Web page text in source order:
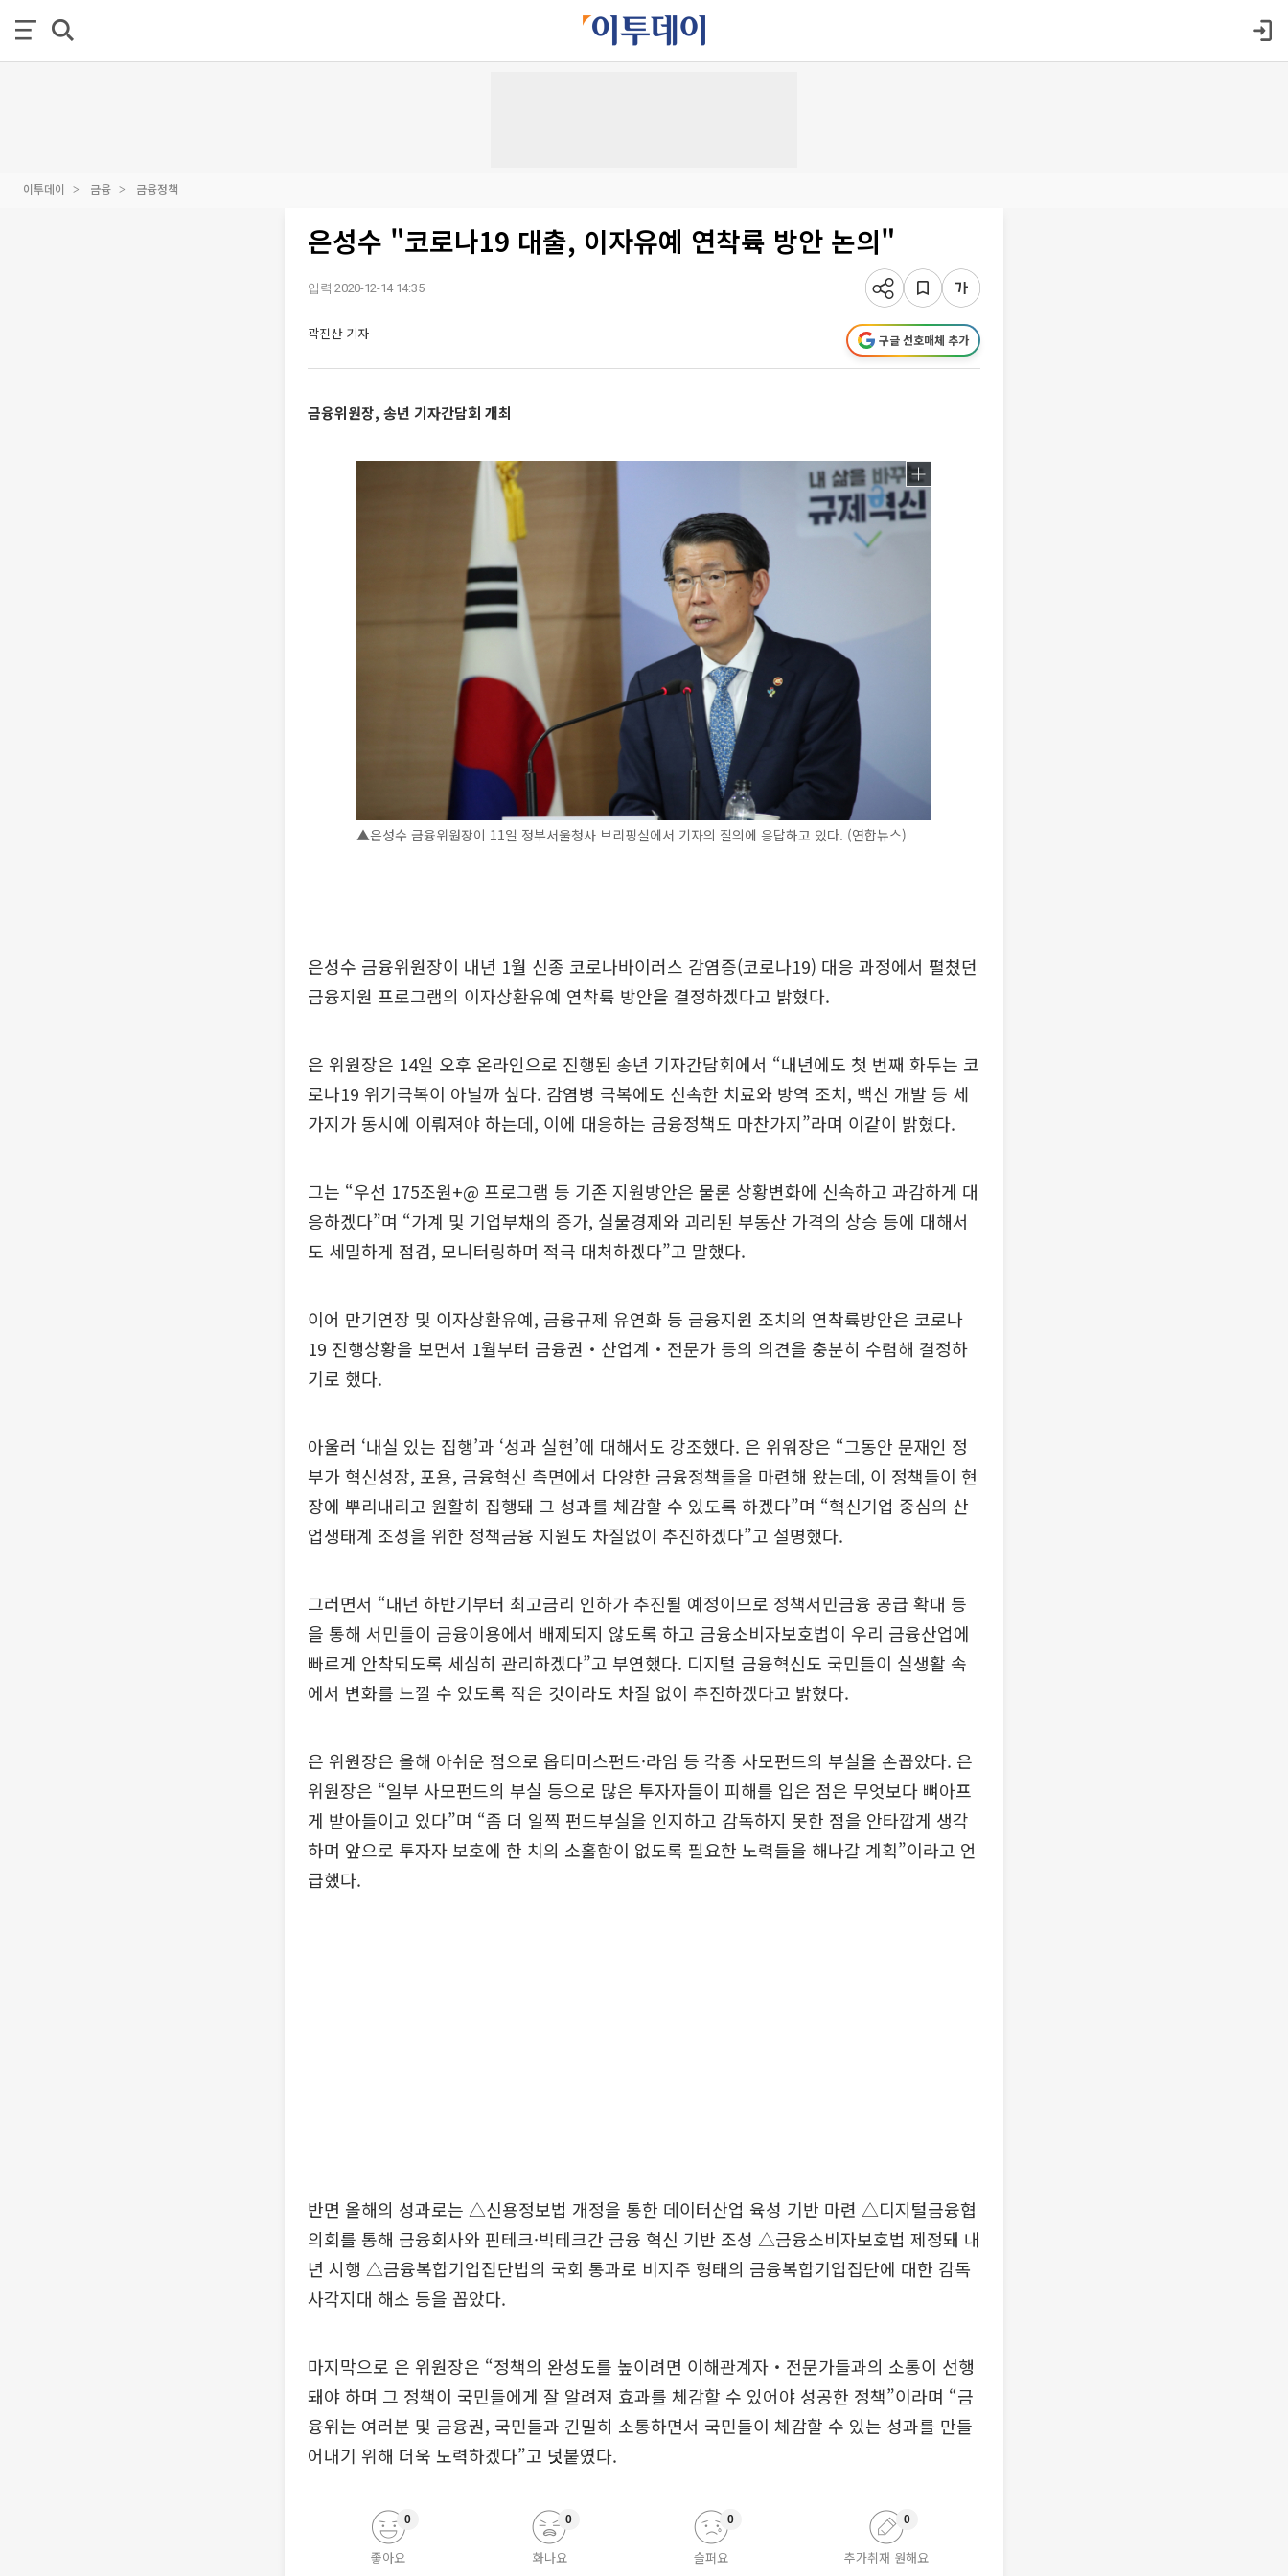
이투데이 금융 금융정책
은성수 "코로나19 대출, 이자유예 연착륙 방안 논의"
입력 2020-12-14 14:35
곽진산 기자 구글 선호매체 추가
금융위원장, 송년 기자간담회 개최
▲은성수 금융위원장이 11일 정부서울청사 브리핑실에서 기자의 질의에 응답하고 있다. (연합뉴스)
은성수 금융위원장이 내년 1월 신종 코로나바이러스 감염증(코로나19) 대응 과정에서 펼쳤던
금융지원 프로그램의 이자상환유예 연착륙 방안을 결정하겠다고 밝혔다.
은 위원장은 14일 오후 온라인으로 진행된 송년 기자간담회에서 “내년에도 첫 번째 화두는 코
로나19 위기극복이 아닐까 싶다. 감염병 극복에도 신속한 치료와 방역 조치, 백신 개발 등 세
가지가 동시에 이뤄져야 하는데, 이에 대응하는 금융정책도 마찬가지”라며 이같이 밝혔다.
그는 “우선 175조원+@ 프로그램 등 기존 지원방안은 물론 상황변화에 신속하고 과감하게 대
응하겠다”며 “가계 및 기업부채의 증가, 실물경제와 괴리된 부동산 가격의 상승 등에 대해서
도 세밀하게 점검, 모니터링하며 적극 대처하겠다”고 말했다.
이어 만기연장 및 이자상환유예, 금융규제 유연화 등 금융지원 조치의 연착륙방안은 코로나
19 진행상황을 보면서 1월부터 금융권‧산업계‧전문가 등의 의견을 충분히 수렴해 결정하
기로 했다.
아울러 ‘내실 있는 집행’과 ‘성과 실현’에 대해서도 강조했다. 은 위워장은 “그동안 문재인 정
부가 혁신성장, 포용, 금융혁신 측면에서 다양한 금융정책들을 마련해 왔는데, 이 정책들이 현
장에 뿌리내리고 원활히 집행돼 그 성과를 체감할 수 있도록 하겠다”며 “혁신기업 중심의 산
업생태계 조성을 위한 정책금융 지원도 차질없이 추진하겠다”고 설명했다.
그러면서 “내년 하반기부터 최고금리 인하가 추진될 예정이므로 정책서민금융 공급 확대 등
을 통해 서민들이 금융이용에서 배제되지 않도록 하고 금융소비자보호법이 우리 금융산업에
빠르게 안착되도록 세심히 관리하겠다”고 부연했다. 디지털 금융혁신도 국민들이 실생활 속
에서 변화를 느낄 수 있도록 작은 것이라도 차질 없이 추진하겠다고 밝혔다.
은 위원장은 올해 아쉬운 점으로 옵티머스펀드·라임 등 각종 사모펀드의 부실을 손꼽았다. 은
위원장은 “일부 사모펀드의 부실 등으로 많은 투자자들이 피해를 입은 점은 무엇보다 뼈아프
게 받아들이고 있다”며 “좀 더 일찍 펀드부실을 인지하고 감독하지 못한 점을 안타깝게 생각
하며 앞으로 투자자 보호에 한 치의 소홀함이 없도록 필요한 노력들을 해나갈 계획”이라고 언
급했다.
반면 올해의 성과로는 △신용정보법 개정을 통한 데이터산업 육성 기반 마련 △디지털금융협
의회를 통해 금융회사와 핀테크·빅테크간 금융 혁신 기반 조성 △금융소비자보호법 제정돼 내
년 시행 △금융복합기업집단법의 국회 통과로 비지주 형태의 금융복합기업집단에 대한 감독
사각지대 해소 등을 꼽았다.
마지막으로 은 위원장은 “정책의 완성도를 높이려면 이해관계자‧전문가들과의 소통이 선행
돼야 하며 그 정책이 국민들에게 잘 알려져 효과를 체감할 수 있어야 성공한 정책”이라며 “금
융위는 여러분 및 금융권, 국민들과 긴밀히 소통하면서 국민들이 체감할 수 있는 성과를 만들
어내기 위해 더욱 노력하겠다”고 덧붙였다.
좋아요
0
화나요
0
슬퍼요
0
추가취재 원해요
0